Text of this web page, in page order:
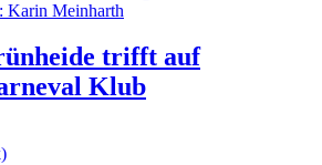
trifft auf
Klub